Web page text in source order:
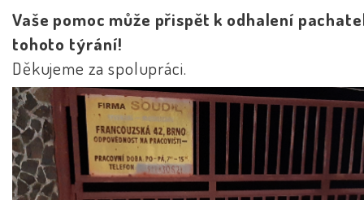
Vaše pomoc může přispět k odhalení
tohoto týrání!
Děkujeme za spolupráci.